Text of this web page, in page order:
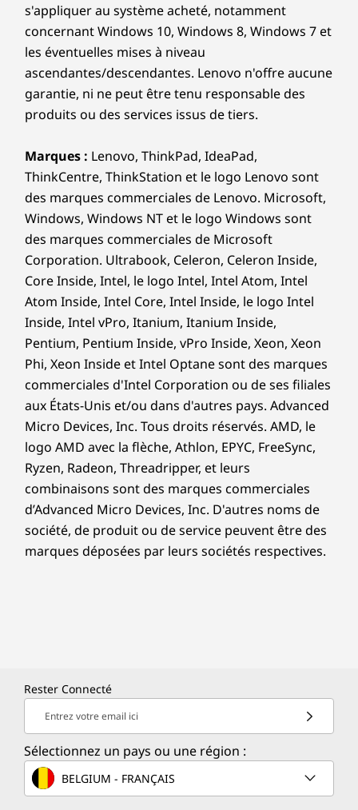
s'appliquer au système acheté, notamment
concernant Windows 10, Windows 8, Windows 7 et
les éventuelles mises à niveau
ascendantes/descendantes. Lenovo n'offre aucune
garantie, ni ne peut être tenu responsable des
produits ou des services issus de tiers.
Marques : Lenovo, ThinkPad, IdeaPad,
ThinkCentre, ThinkStation et le logo Lenovo sont
des marques commerciales de Lenovo. Microsoft,
Windows, Windows NT et le logo Windows sont
des marques commerciales de Microsoft
Corporation. Ultrabook, Celeron, Celeron Inside,
Core Inside, Intel, le logo Intel, Intel Atom, Intel
Atom Inside, Intel Core, Intel Inside, le logo Intel
Inside, Intel vPro, Itanium, Itanium Inside,
Pentium, Pentium Inside, vPro Inside, Xeon, Xeon
Phi, Xeon Inside et Intel Optane sont des marques
commerciales d'Intel Corporation ou de ses filiales
aux États-Unis et/ou dans d'autres pays. Advanced
Micro Devices, Inc. Tous droits réservés. AMD, le
logo AMD avec la flèche, Athlon, EPYC, FreeSync,
Ryzen, Radeon, Threadripper, et leurs
combinaisons sont des marques commerciales
d’Advanced Micro Devices, Inc. D'autres noms de
société, de produit ou de service peuvent être des
marques déposées par leurs sociétés respectives.
Rester Connecté
Entrez votre email ici
Sélectionnez un pays ou une région :
BELGIUM - FRANÇAIS